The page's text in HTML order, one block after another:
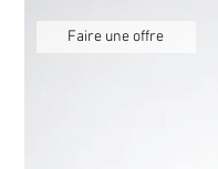
Faire une offre